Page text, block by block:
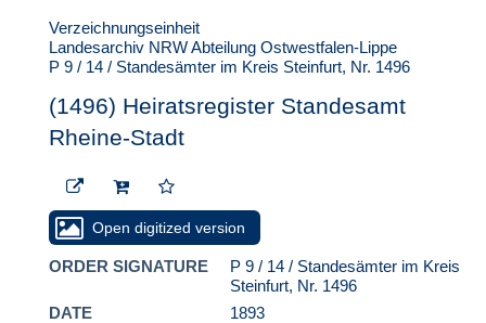
(1558) Heiratsregister
Stadt
(1561) Heiratsregister
Standesamt Rheine-
Verzeichnungseinheit
Landesarchiv NRW Abteilung Ostwestfalen-Lippe
P 9 / 14 / Standesämter im Kreis Steinfurt, Nr. 1496
(1496) Heiratsregister Standesamt
Rheine-Stadt
Open digitized version
ORDER SIGNATURE
P 9 / 14 / Standesämter im Kreis
Steinfurt, Nr. 1496
DATE
1893